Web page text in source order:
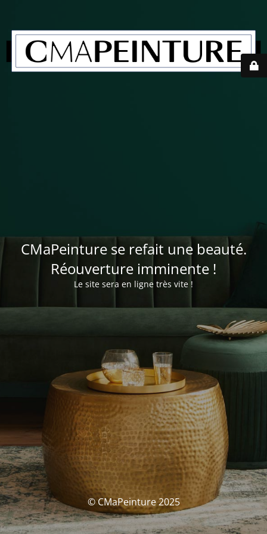
CMaPeinture se refait une beauté.
Réouverture imminente !
Le site sera en ligne très vite !
© CMaPeinture 2025